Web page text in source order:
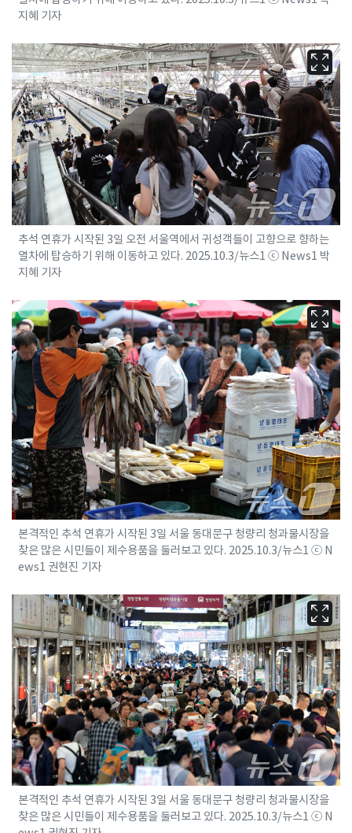
지혜 기자
추석 연휴가 시작된 3일 오전 서울역에서 귀성객들이 고향으로 향하는
열차에 탑승하기 위해 이동하고 있다. 2025.10.3/뉴스1 ⓒ News1 박
지혜 기자
본격적인 추석 연휴가 시작된 3일 서울 동대문구 청량리 청과물시장을
찾은 많은 시민들이 제수용품을 둘러보고 있다. 2025.10.3/뉴스1 ⓒ N
ews1 권현진 기자
본격적인 추석 연휴가 시작된 3일 서울 동대문구 청량리 청과물시장을
찾은 많은 시민들이 제수용품을 둘러보고 있다. 2025.10.3/뉴스1 ⓒ N